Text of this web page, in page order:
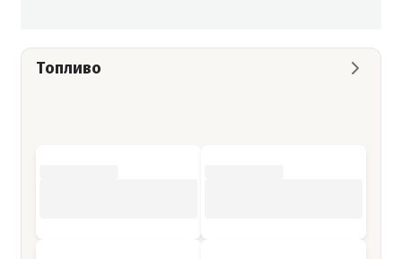
Топливо